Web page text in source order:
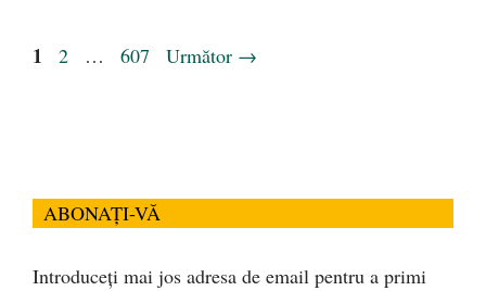
Pagina
1 Pagina
2 … Pagina
607 Următor →
ABONAȚI-VĂ
Introduceți mai jos adresa de email pentru a primi